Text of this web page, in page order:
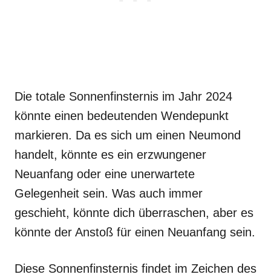
Die totale Sonnenfinsternis im Jahr 2024
könnte einen bedeutenden Wendepunkt
markieren. Da es sich um einen Neumond
handelt, könnte es ein erzwungener
Neuanfang oder eine unerwartete
Gelegenheit sein. Was auch immer
geschieht, könnte dich überraschen, aber es
könnte der Anstoß für einen Neuanfang sein.
Diese Sonnenfinsternis findet im Zeichen des